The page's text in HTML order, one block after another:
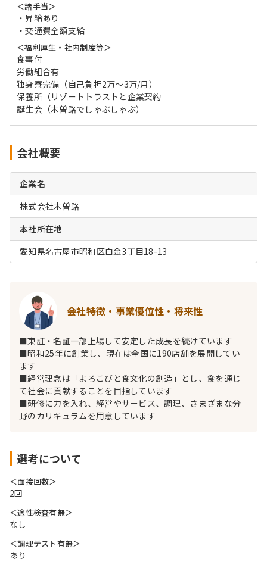
＜諸手当＞
・昇給あり
・交通費全額支給
＜福利厚生・社内制度等＞
食事付
労働組合有
独身寮完備（自己負担2万～3万/月）
保養所（リゾートトラストと企業契約
誕生会（木曽路でしゃぶしゃぶ）
会社概要
企業名
株式会社木曽路
本社所在地
愛知県名古屋市昭和区白金3丁目18-13
会社特徴・事業優位性・将来性
■東証・名証一部上場して安定した成長を続けています
■昭和25年に創業し、現在は全国に190店舗を展開してい
ます
■経営理念は「よろこびと食文化の創造」とし、食を通じ
て社会に貢献することを目指しています
■研修に力を入れ、経営やサービス、調理、さまざまな分
野のカリキュラムを用意しています
選考について
＜面接回数＞
2回
＜適性検査有無＞
なし
＜調理テスト有無＞
あり